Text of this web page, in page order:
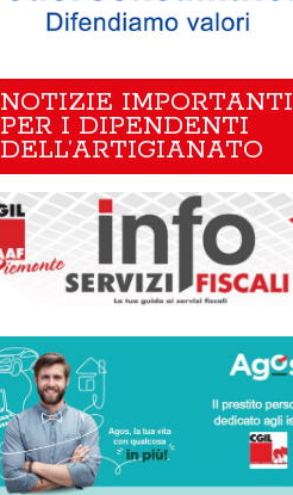
NOTIZIE IMPORTANTI
PER I DIPENDENTI
DELL’ARTIGIANATO